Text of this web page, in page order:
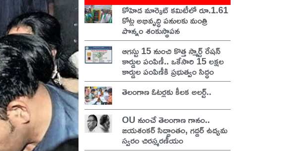
కోహెడ మార్కెట్ కమిటీలో రూ.1.61
కోట్ల అభివృద్ధి పనులకు మంత్రి
పొన్నం శంకుస్థాపన
ఆగస్టు 15 నుంచి కొత్త స్మార్ట్ రేషన్
కార్డుల పంపిణీ.. ఒకేసారి 15 లక్షల
కార్డుల పంపిణీకి ప్రభుత్వం సిద్ధం
తెలంగాణ ఓటర్లకు కీలక అలర్ట్..
OU నుంచే తెలంగాణ గానం..
జయశంకర్ సిద్ధాంతం, గద్దర్ ఉద్యమ
స్వరం చిరస్మరణీయం